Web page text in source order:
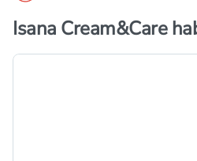
Isana Cream&Care